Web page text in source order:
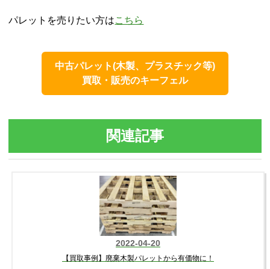
パレットを売りたい方はこちら
中古パレット(木製、プラスチック等)
買取・販売のキーフェル
関連記事
2022-04-20
【買取事例】廃棄木製パレットから有価物に！